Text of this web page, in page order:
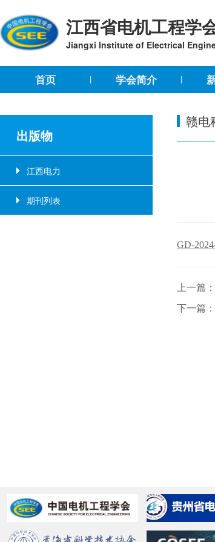
江西省电机工程学
Jiangxi Institute of Electrical
首页 学会简介
出版物
江西电力
期刊列表
赣电
GD-
上一篇
下一篇